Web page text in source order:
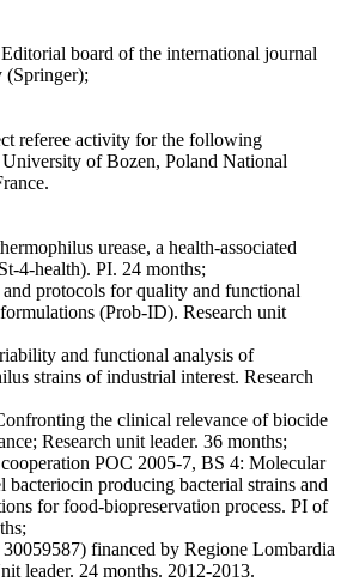
board of the international journal
referee activity for the following
of Bozen, Poland National
urease, a health-associated
4-health). PI. 24 months;
protocols for quality and functional
(Prob-ID). Research unit
and functional analysis of
strains of industrial interest. Research
the clinical relevance of biocide
Research unit leader. 36 months;
POC 2005-7, BS 4: Molecular
bacteriocin producing bacterial strains and
for food-biopreservation process. PI of
financed by Regione Lombardia
leader. 24 months. 2012-2013.